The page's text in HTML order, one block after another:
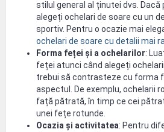
stilul general al ținutei dvs.
alegeți ochelari de soare cu un
sportiv. Pentru o ocazie mai
ochelari de soare cu detalii mai
Forma feței și a ochelarilor:
feței atunci când alegeți
trebui să contrasteze cu forma
aspectul. De exemplu, ochelarii
față pătrată, în timp ce cei
unei fețe rotunde.
Ocazia și activitatea: Pentru